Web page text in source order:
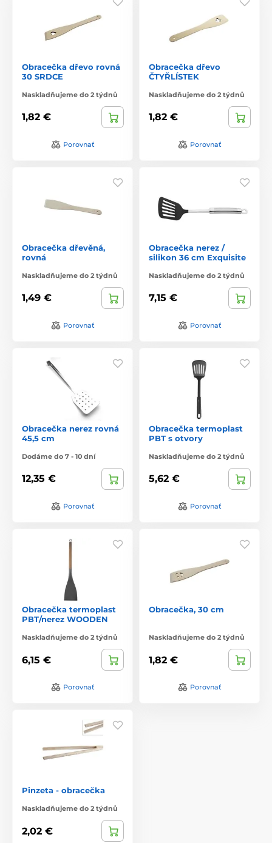
Obracečka dřevo rovná
30 SRDCE
Naskladňujeme do 2 týdnů
1,82 €
Porovnať
Obracečka dřevo
ČTYŘLÍSTEK
Naskladňujeme do 2 týdnů
1,82 €
Porovnať
Obracečka dřevěná,
rovná
Naskladňujeme do 2 týdnů
1,49 €
Porovnať
Obracečka nerez /
silikon 36 cm Exquisite
Naskladňujeme do 2 týdnů
7,15 €
Porovnať
Obracečka nerez rovná
45,5 cm
Dodáme do 7 - 10 dní
12,35 €
Porovnať
Obracečka termoplast
PBT s otvory
Naskladňujeme do 2 týdnů
5,62 €
Porovnať
Obracečka termoplast
PBT/nerez WOODEN
Naskladňujeme do 2 týdnů
6,15 €
Porovnať
Obracečka, 30 cm
Naskladňujeme do 2 týdnů
1,82 €
Porovnať
Pinzeta - obracečka
Naskladňujeme do 2 týdnů
2,02 €